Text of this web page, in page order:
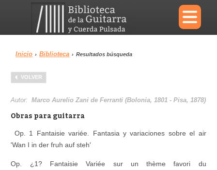
×
Menu
Biblioteca Diccionario
Área personal
Inicio › Biblioteca › Resultados búsqueda
VOLVER
Autor:Marco Aurelio Zani de Ferranti (Bolonia, 1801 - Pisa, 1878)
Obras para guitarra
Op. 1 Fantaisie variée. Fantasia y variaciones sobre el air
'Wan I in der fruh auf steh'
Op. ¿1? Fantaisie Variée sur un thème favori du